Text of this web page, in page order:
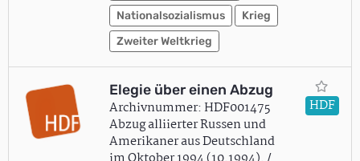
Nationalsozialismus
Krieg
Zweiter Weltkrieg
Elegie über einen Abzug
Archivnummer: HDF001475
Abzug alliierter Russen und
Amerikaner aus Deutschland
HDF